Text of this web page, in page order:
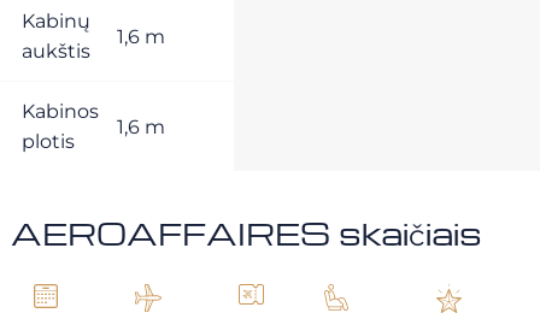
Kabinų
aukštis
1,6 m
Kabinos
plotis
1,6 m
AEROAFFAIRES skaičiais